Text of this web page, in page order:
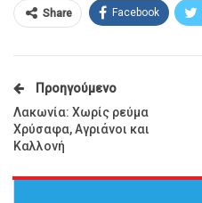
Share Facebook
Προηγούμενο
Λακωνία: Χωρίς ρεύμα
Χρύσαφα, Αγριάνοι και
Καλλονή